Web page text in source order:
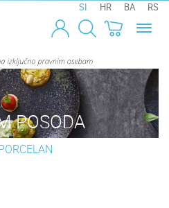
SI HR BA
RS
Toggle
POSODA